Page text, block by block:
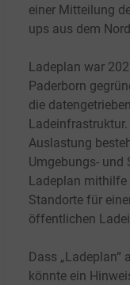
einer Mitteilung
ups aus dem
Ladeplan war
Paderborn
die
Auslastung
Umgebungs-
Ladeplan
Standorte für
öffentlichen
Dass „Ladeplan“
könnte ein